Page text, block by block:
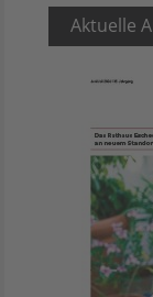
Aktuelle